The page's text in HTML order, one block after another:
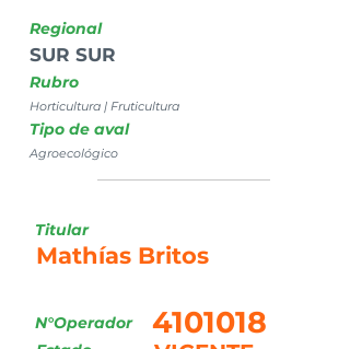
Regional
SUR SUR
Rubro
Horticultura | Fruticultura
Tipo de aval
Agroecológico
Titular
Mathías Britos
N°Operador 4101018